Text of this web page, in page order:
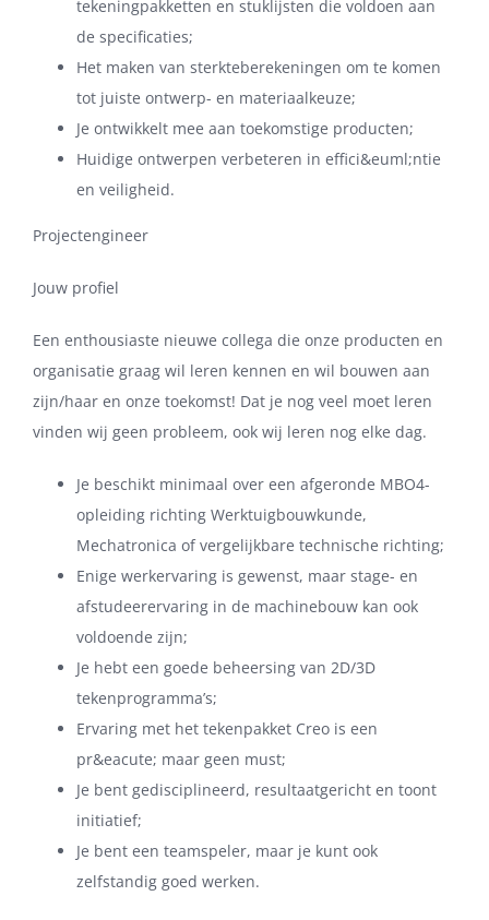
tekeningpakketten en stuklijsten die voldoen aan
de specificaties;
Het maken van sterkteberekeningen om te komen
tot juiste ontwerp- en materiaalkeuze;
Je ontwikkelt mee aan toekomstige producten;
Huidige ontwerpen verbeteren in effici&euml;ntie
en veiligheid.
Projectengineer
Jouw profiel
Een enthousiaste nieuwe collega die onze producten en
organisatie graag wil leren kennen en wil bouwen aan
zijn/haar en onze toekomst! Dat je nog veel moet leren
vinden wij geen probleem, ook wij leren nog elke dag.
Je beschikt minimaal over een afgeronde MBO4-
opleiding richting Werktuigbouwkunde,
Mechatronica of vergelijkbare technische richting;
Enige werkervaring is gewenst, maar stage- en
afstudeerervaring in de machinebouw kan ook
voldoende zijn;
Je hebt een goede beheersing van 2D/3D
tekenprogramma’s;
Ervaring met het tekenpakket Creo is een
pr&eacute; maar geen must;
Je bent gedisciplineerd, resultaatgericht en toont
initiatief;
Je bent een teamspeler, maar je kunt ook
zelfstandig goed werken.